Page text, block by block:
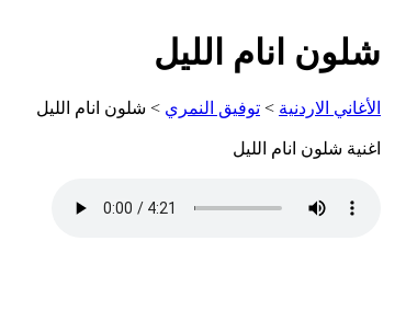
شلون انام الليل
الأغاني الاردنية > توفيق النمري > شلون انام الليل
اغنية شلون انام الليل